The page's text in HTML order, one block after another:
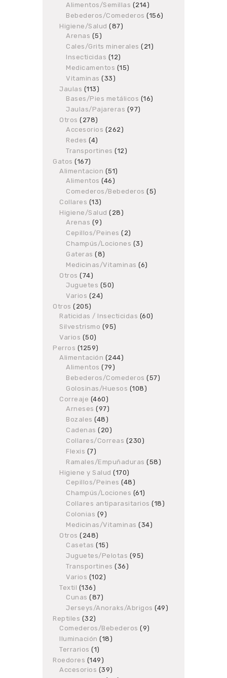
products
Alimentos/Semillas 214214
products
Bebederos/Comederos 156156
Higiene/Salud 8787
Arenas 55
products
Cales/Grits minerales 2121
Insecticidas 1212
products
Medicamentos 1515
Vitaminas 3333
Jaulas 113113
products
Bases/Pies metálicos 1616
Jaulas/Pajareras 9797
Otros 278278
products
Accesorios 262262
Redes 44
products
Transportines 1212
Gatos 167167
products
Alimentacion 5151
Alimentos 4646
products
Comederos/Bebederos 55
Collares 1313
products
Higiene/Salud 2828
Arenas 99
products
Cepillos/Peines 22
products
Champús/Lociones 33
Gateras 88
products
Medicinas/Vitaminas 66
Otros 7474
products
Juguetes 5050
Varios 2424
Otros 205205
products
Raticidas / Insecticidas 6060
Silvestrismo 9595
Varios 5050
products
Perros 12591259
products
Alimentación 244244
Alimentos 7979
products
Bebederos/Comederos 5757
Golosinas/Huesos 108108
Correaje 460460
products
Arneses 9797
products
Bozales 4848
products
Cadenas 2020
products
Collares/Correas 230230
Flexis 77
products
Ramales/Empuñaduras 5858
Higiene y Salud 170170
products
Cepillos/Peines 4848
products
Champús/Lociones 6161
products
Collares antiparasitarios 1818
Colonias 99
products
Medicinas/Vitaminas 3434
Otros 248248
products
Casetas 1515
products
Juguetes/Pelotas 9595
Transportines 3636
Varios 102102
Textil 136136
products
Cunas 8787
products
Jerseys/Anoraks/Abrigos 4949
Reptiles 3232
products
Comederos/Bebederos 99
Iluminación 1818
Terrarios 11
product
Roedores 149149
products
Accesorios 3939